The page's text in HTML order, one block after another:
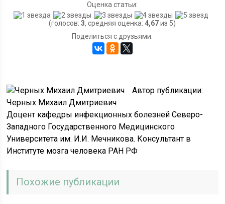
Оценка статьи:
(голосов:3, средняя оценка: 4,67из 5)
Поделиться с друзьями:
Автор публикации:
Черных Михаил Дмитриевич
Доцент кафедры инфекционных болезней Северо-
Западного Государственного Медицинского
Университета им. И.И. Мечникова. Консультант в
Институте мозга человека РАН РФ
Похожие публикации